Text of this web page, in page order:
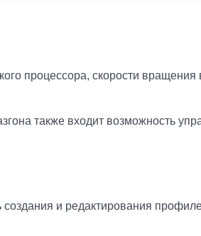
процессора, скорости вращения
также входит возможность
и редактирования